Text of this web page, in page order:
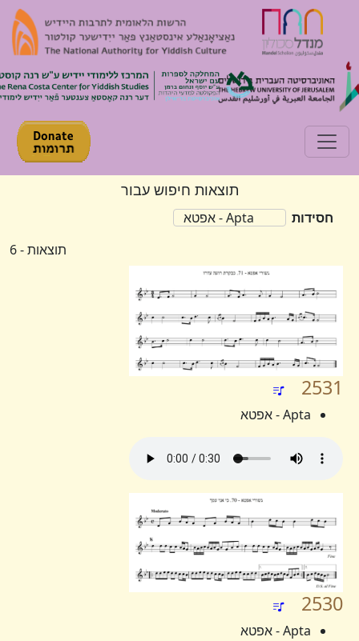
Toggle navigation
תוצאות חיפוש עבור
חסידות
Apta - אפטא
תוצאות - 6
2531
Apta - אפטא
2530
Apta - אפטא